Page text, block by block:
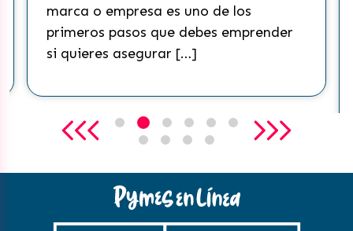
marca o empresa es uno de los
primeros pasos que debes emprender
si quieres asegurar […]
que